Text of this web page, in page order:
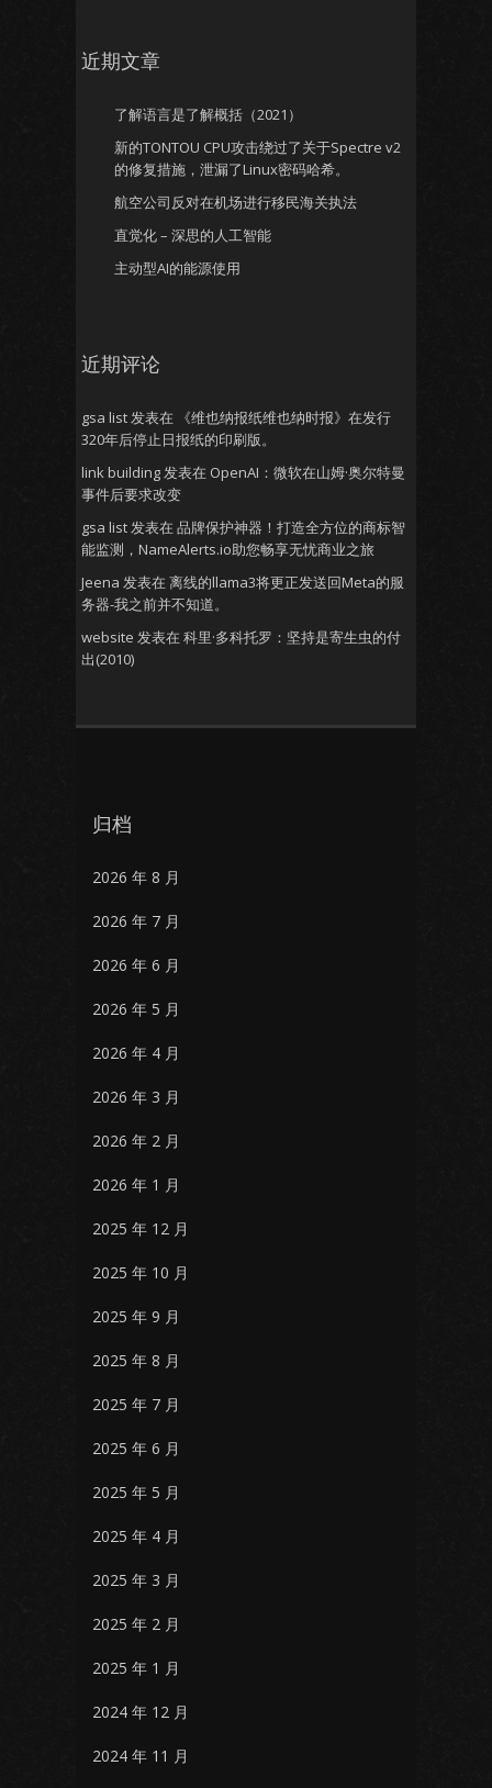
近期文章
了解语言是了解概括（2021）
新的TONTOU CPU攻击绕过了关于Spectre v2
的修复措施，泄漏了Linux密码哈希。
航空公司反对在机场进行移民海关执法
直觉化 – 深思的人工智能
主动型AI的能源使用
近期评论
gsa list发表在
《维也纳报纸维也纳时报》在发行
320年后停止日报纸的印刷版。
link building发表在 OpenAI：微软在山姆·奥尔特曼
事件后要求改变
gsa list发表在 品牌保护神器！打造全方位的商标智
能监测，NameAlerts.io助您畅享无忧商业之旅
Jeena 发表在 离线的llama3将更正发送回Meta的服
务器-我之前并不知道。
website 发表在 科里·多科托罗：坚持是寄生虫的付
出(2010)
归档
2026 年 8 月
2026 年 7 月
2026 年 6 月
2026 年 5 月
2026 年 4 月
2026 年 3 月
2026 年 2 月
2026 年 1 月
2025 年 12 月
2025 年 10 月
2025 年 9 月
2025 年 8 月
2025 年 7 月
2025 年 6 月
2025 年 5 月
2025 年 4 月
2025 年 3 月
2025 年 2 月
2025 年 1 月
2024 年 12 月
2024 年 11 月